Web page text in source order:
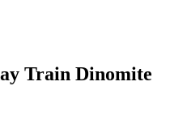
Train Dinomite